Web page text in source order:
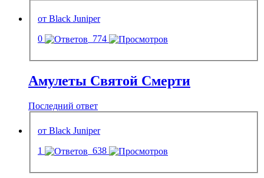
от Black Juniper
0
774
Амулеты Святой Смерти
Последний ответ
от Black Juniper
1
638